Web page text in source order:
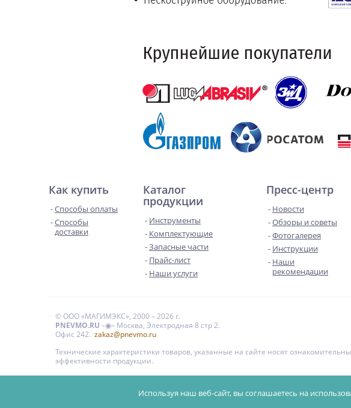
Как купить
Способы оплаты
Способы
доставки
Каталог
продукции
Инструменты
Комплектующие
Запасные части
Прайс-лист
Наши услуги
Пресс-центр
Новости
Обзоры и советы
Фотогалерея
Инструкции
Наши
рекомендации
© ООО «МАГИМЭКС», 2000 – 2026 г.
PNEVMO.RU –◉– Москва, Электродная 8 стр 2.
Офис 242. zakaz@pnevmo.ru
Технические характеристики товаров, указанные на сайте носят
эффективности продукции.
Цены на сайте даны для справки и не являются публичной офертой.
Используя наш веб-сайт, вы соглашаетесь на